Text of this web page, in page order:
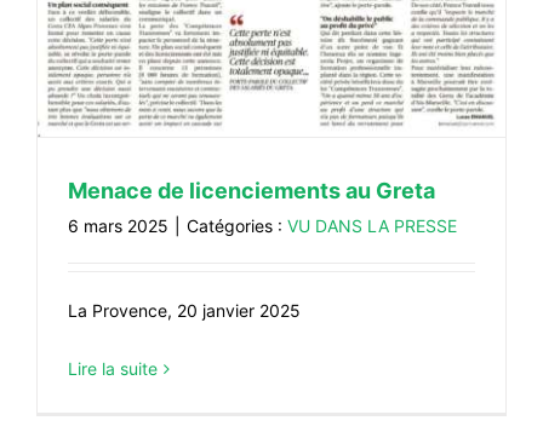
#ÉLECTIONS
#MÉDIAS
#DÉBATS
#ARCHIVES
Menace de licenciements au Greta
6 mars 2025 Catégories : VU DANS LA PRESSE
La Provence, 20 janvier 2025
Lire la suite